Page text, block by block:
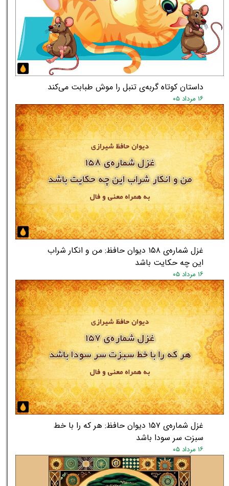
داستان کوتاه گربه‌ی تنبل را موش طبابت می‌کند
۱۶ مرداد ۰۵
غزل شماره‌ی ۱۵۸ دیوان حافظ: من و انکار شراب
این چه حکایت باشد
۱۶ مرداد ۰۵
غزل شماره‌ی ۱۵۷ دیوان حافظ: هر که را با خط
سبزت سر سودا باشد
۱۶ مرداد ۰۵